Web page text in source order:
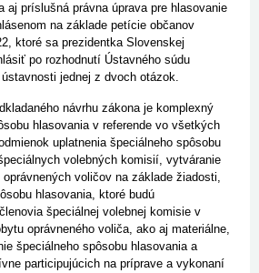
aj príslušná právna úprava pre hlasovanie
na základe petície občanov
ktoré sa prezidentka Slovenskej
po rozhodnutí Ústavného súdu
jednej z dvoch otázok.
návrhu zákona je komplexný
hlasovania v referende vo všetkých
uplatnenia špeciálneho spôsobu
volebných komisií, vytváranie
voličov na základe žiadosti,
hlasovania, ktoré budú
špeciálnej volebnej komisie v
oprávneného voliča, ako aj materiálne,
špeciálneho spôsobu hlasovania a
participujúcich na príprave a vykonaní